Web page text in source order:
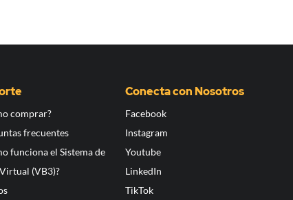
comprar?
frecuentes
funciona el Sistema de
(VB3)?
Conecta con Nosotros
Facebook
Instagram
Youtube
LinkedIn
TikTok